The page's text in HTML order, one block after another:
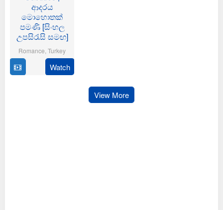
ආදරය
මොහොතක්
පමණි [සිංහල
උපසිරැසි සමඟ]
Romance ,Turkey
14
Feb
Mustafa
Kotan
Watch
View More